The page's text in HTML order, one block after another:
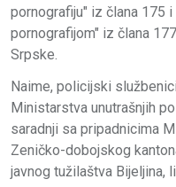
pornografiju" iz člana 175
pornografijom" iz člana
Srpske.
Naime, policijski
Ministarstva unutrašnjih
saradnji sa pripadnicima
Zeničko-dobojskog
javnog tužilaštva Bijeljina,